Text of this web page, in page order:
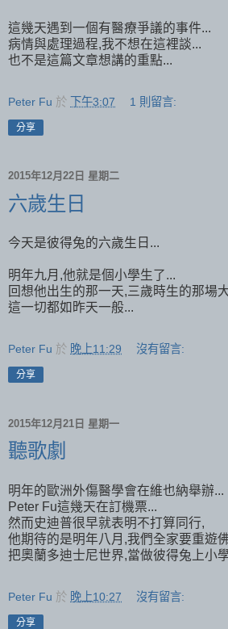
這幾天遇到一個有醫療爭議的事件...
病情與處理過程,我不想在這裡談...
也不是這篇文章想講的重點...
Peter Fu 於 下午3:07 1 則留言:
分享
2015年12月22日 星期二
六歲生日
今天是彼得兔的六歲生日...
明年九月,他就是個小學生了...
回想他出生的那一天,三歲時生的那場
這一切都如昨天一般...
Peter Fu 於 晚上11:29 沒有留言:
分享
2015年12月21日 星期一
聽歌劇
明年的歐洲外傷醫學會在維也納舉辦...
Peter Fu這幾天在訂機票...
然而史迪普很早就表明不打算同行,
他期待的是明年八月,我們全家要重遊
把奧蘭多迪士尼世界,當做彼得兔上小
Peter Fu 於 晚上10:27 沒有留言:
分享